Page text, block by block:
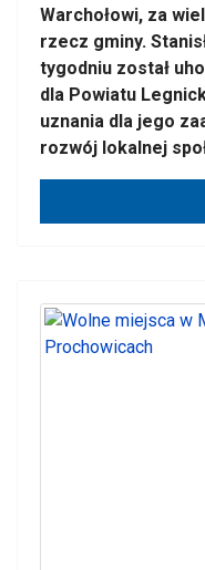
Warchołowi, za
rzecz gminy.
tygodniu został
dla Powiatu
uznania dla jego
rozwój lokalnej